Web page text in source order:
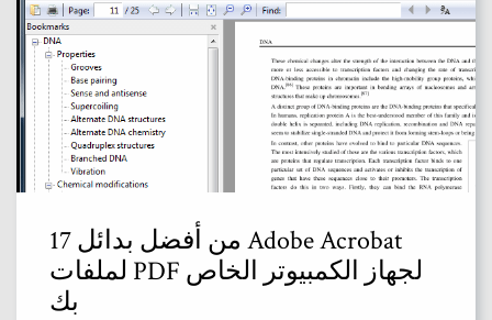
17 من أفضل بدائل Adobe Acrobat
لملفات PDF لجهاز الكمبيوتر الخاص
بك